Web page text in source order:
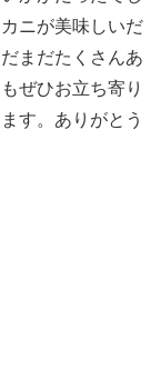
ニが美味しいだ
まだたくさんあ
ぜひお立ち寄り
す。ありがとう